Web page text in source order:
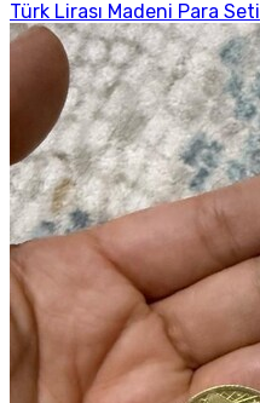
Türk Lirası Madeni Para Seti